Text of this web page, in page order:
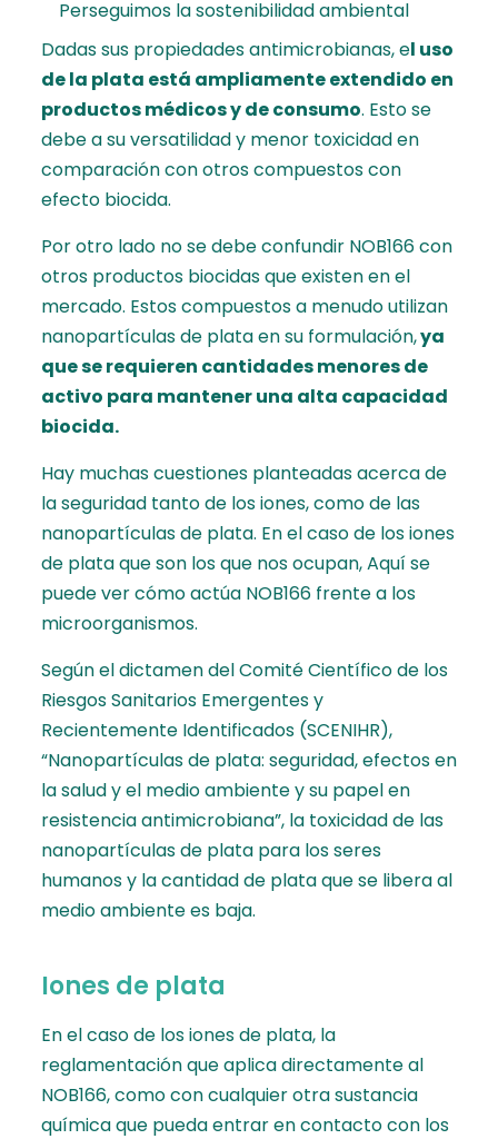
Perseguimos la sostenibilidad ambiental
Dadas sus propiedades antimicrobianas, el uso
de la plata está ampliamente extendido en
productos médicos y de consumo. Esto se
debe a su versatilidad y menor toxicidad en
comparación con otros compuestos con
efecto biocida.
Por otro lado no se debe confundir NOB166 con
otros productos biocidas que existen en el
mercado. Estos compuestos a menudo utilizan
nanopartículas de plata en su formulación,ya
que se requieren cantidades menores de
activo para mantener una alta capacidad
biocida.
Hay muchas cuestiones planteadas acerca de
la seguridad tanto de los iones, como de las
nanopartículas de plata. En el caso de los iones
de plata que son los que nos ocupan,Aquíse
puede ver cómo actúa NOB166 frente a los
microorganismos.
Según el dictamen del Comité Científico de los
Riesgos Sanitarios Emergentes y
Recientemente Identificados (SCENIHR),
“Nanopartículas de plata: seguridad, efectos en
la salud y el medio ambiente y su papel en
resistencia antimicrobiana”, la toxicidad de las
nanopartículas de plata para los seres
humanos y la cantidad de plata que se libera al
medio ambiente es baja.
Iones de plata
En el caso de los iones de plata, la
reglamentación que aplica directamente al
NOB166, como con cualquier otra sustancia
química que pueda entrar en contacto con los